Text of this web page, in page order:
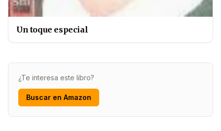
Un toque especial
¿Te interesa este libro?
Buscar en Amazon